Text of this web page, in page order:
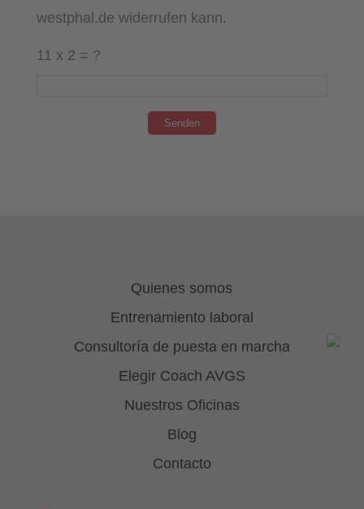
westphal.de widerrufen kann.
11 x 2 = ?
Quienes somos
Entrenamiento laboral
Consultoría de puesta en marcha
Elegir Coach AVGS
Nuestros Oficinas
Blog
Contacto